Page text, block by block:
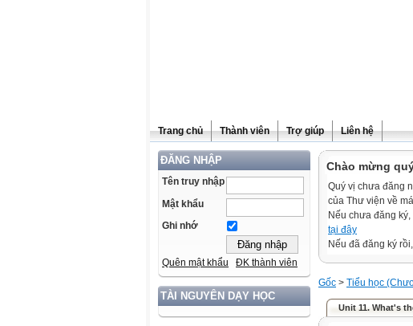
Trang chủ Thành viên Trợ giúp Liên hệ
ĐĂNG NHẬP
Tên truy nhập
Mật khẩu
Ghi nhớ
Quên mật khẩu ĐK thành viên
TÀI NGUYÊN DẠY HỌC
Chào mừng
Quý vị chưa đăng
của Thư viện về
Nếu chưa đăng
tại đây
Nếu đã đăng ký
Gốc > Tiểu học
Unit 11. What's